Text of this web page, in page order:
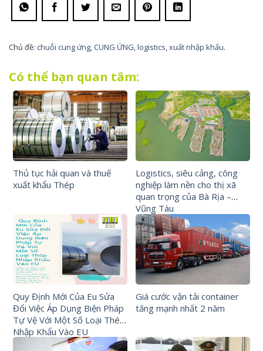
Chủ đề: chuỗi cung ứng, CUNG ỨNG,logistics,xuất nhập khẩu.
Có thể bạn quan tâm:
Thủ tục hải quan và thuế
xuất khẩu Thép
Logistics, siêu cảng, công
nghiệp làm nền cho thị xã
quan trọng của Bà Rịa –
Vũng Tàu
Quy Định Mới Của Eu Sửa
Đổi Việc Áp Dụng Biện Pháp
Tự Vệ Với Một Số Loại Thép
Nhập Khẩu Vào EU
Giá cước vận tải container
tăng mạnh nhất 2 năm